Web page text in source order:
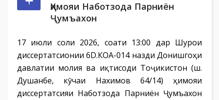
Ҳимояи Наботзода Парниён
Ҷумъахон
17 июли соли 2026, соати 13:00 дар Шурои
диссертатсионии 6D.КОА-014 назди Донишгоҳи
давлатии молия ва иқтисоди Тоҷикистон (ш.
Душанбе, кӯчаи Нахимов 64/14) ҳимояи
диссертатсияи Наботзода Парниён Ҷумъахон